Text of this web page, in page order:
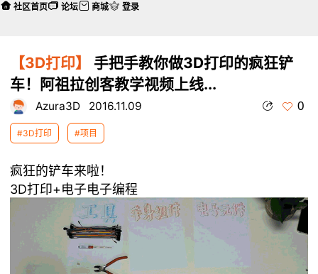
【3D打印】
手把手教你做3D打印的疯狂铲
车！阿祖拉创客教学视频上线...
Azura3D 2016.11.09 0
#3D打印 #项目
疯狂的铲车来啦！
3D打印+电子电子编程
社区首页 论坛 商城 登录